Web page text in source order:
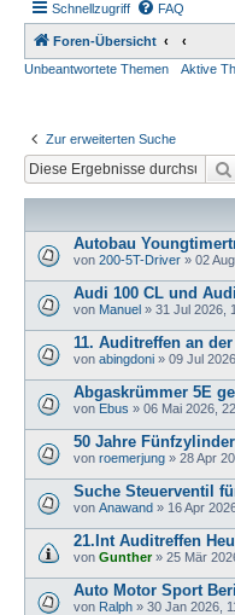
Schnellzugriff FAQ
Foren-Übersicht
Unbeantwortete Themen
Aktive
Zur erweiterten Suche
Autobau
von 200-5T-Driver » 02
Audi 100 CL und
von Manuel » 31 Jul 2026,
11. Auditreffen an
von abingdoni » 09 Jul
Abgaskrümmer 5E
von Ebus » 06 Mai 2026,
50 Jahre Fünfzylinder
von roemerjung » 28 Apr
Suche Steuerventil
von Anawand » 16 Apr
21.Int Auditreffen
von Gunther» 25 Mär
Auto Motor Sport
von Ralph » 30 Jan 2026,